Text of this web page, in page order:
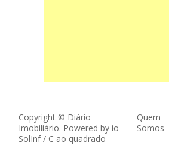
Copyright © Diário
Imobiliário. Powered by io
SolInf/ C ao quadrado
Quem
Somos